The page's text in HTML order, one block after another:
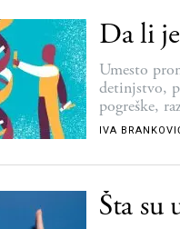
Da li
Umesto
detinjstvo,
pogreške,
oblikuju
IVA
Šta su